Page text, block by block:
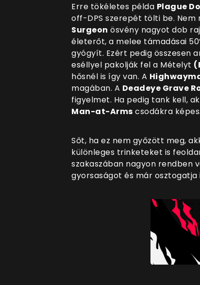
Erre tökéletes példa Plague
off-DPS szerepét tölti be. Nem
Surgeon ösvény nagyot dob
életerőt, a melee támadásai
gyógyít. Ezért pedig összesen
eséllyel pakolják fel a Mételyt
hősnél is így van. A
magában. A Deadeye Grave
figyelmet. Ha pedig tank kell,
Man-at-Arms csodákra képes.
Sőt, ha ez nem győzött meg,
különleges trinketeket is
szakaszában nagyon rendben
gyorsaságot és már osztogatja